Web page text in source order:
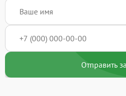
Отправить